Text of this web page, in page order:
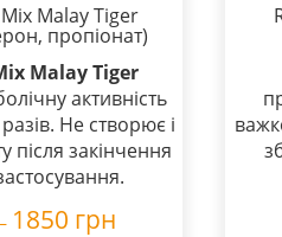
Malay Tiger
пропіонат)
Malay Tiger
активність
Не створює і
після закінчення
– 1850 грн